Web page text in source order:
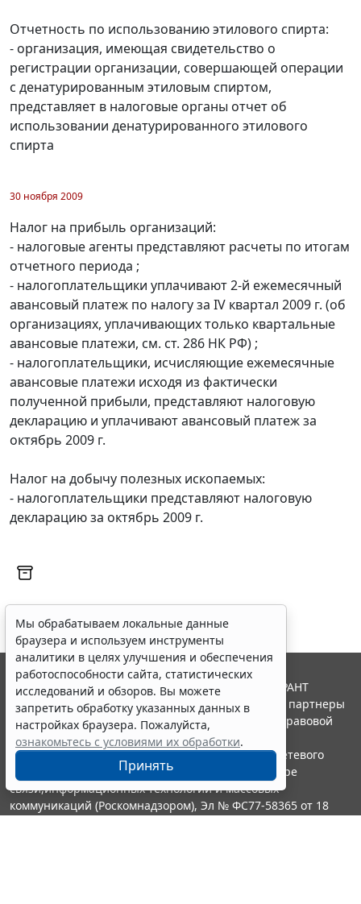
Отчетность по использованию этилового спирта:
- организация, имеющая свидетельство о
регистрации организации, совершающей операции
с денатурированным этиловым спиртом,
представляет в налоговые органы отчет об
использовании денатурированного этилового
спирта
30 ноября 2009
Налог на прибыль организаций:
- налоговые агенты представляют расчеты по итогам
отчетного периода ;
- налогоплательщики уплачивают 2-й ежемесячный
авансовый платеж по налогу за IV квартал 2009 г. (об
организациях, уплачивающих только квартальные
авансовые платежи, см. ст. 286 НК РФ) ;
- налогоплательщики, исчисляющие ежемесячные
авансовые платежи исходя из фактически
полученной прибыли, представляют налоговую
декларацию и уплачивают авансовый платеж за
октябрь 2009 г.
Налог на добычу полезных ископаемых:
- налогоплательщики представляют налоговую
декларацию за октябрь 2009 г.
Мы обрабатываем локальные данные
браузера и используем инструменты
аналитики в целях улучшения и обеспечения
работоспособности сайта, статистических
исследований и обзоров. Вы можете
запретить обработку указанных данных в
настройках браузера. Пожалуйста,
ознакомьтесь с условиями их обработки.
Принять
© ООО "НПП "ГАРАНТ-СЕРВИС", 2026. Система ГАРАНТ
выпускается с 1990 года. Компания "Гарант" и ее партнеры
являются участниками Российской ассоциации правовой
информации ГАРАНТ.
Портал ГАРАНТ.РУ зарегистрирован в качестве сетевого
издания Федеральной службой по надзору в сфере
связи,информационных технологий и массовых
коммуникаций (Роскомнадзором), Эл № ФС77-58365 от 18